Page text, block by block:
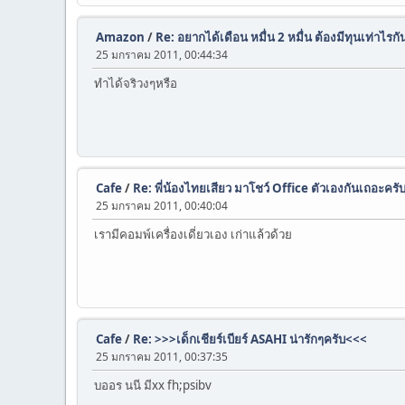
Amazon / Re: อยากได้เดือน หมื่น 2 หมื่น ต้องมีทุนเท่าไรกั
25 มกราคม 2011, 00:44:34
ทำได้จริวงๆหรือ
Cafe/ Re: พี่น้องไทยเสียว มาโชว์ Office ตัวเองกันเถอะครับ
25 มกราคม 2011, 00:40:04
เรามีคอมพ์เครื่องเดี่ยวเอง เก่าแล้วด้วย
Cafe/ Re: >>>เด็กเชียร์เบียร์ ASAHI น่ารักๆครับ<<<
25 มกราคม 2011, 00:37:35
บออร นนี มีxx fh;psibv